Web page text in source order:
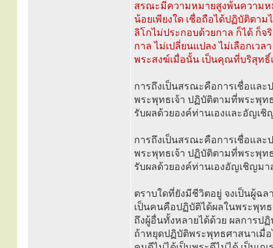
สรณะมีความหมายสูงพ้นความห
น้อยเพียงใด เชื่อถือได้ปฏิบัติตา
ลิโกไม่ประกอบด้วยกาล ก็ได้ ก็
กาล ไม่เปลี่ยนแปลง ไม่เลือกเ
พระสงฆ์เมื่อนั้น เป็นคุณที่บริสุทธิ์
การถึงเป็นสรณะคือการเชื่อแล
พระพุทธเจ้า ปฏิบัติตามที่พระพุท
รับผลด้วยองค์ท่านเองและอัญเ
การถึงเป็นสรณะคือการเชื่อแล
พระพุทธเจ้า ปฏิบัติตามที่พระพุท
รับผลด้วยองค์ท่านเองอัญเชิญม
ตราบใดที่ยังมีชีวิตอยู่ จงเป็นผู้ฉ
เป็นคนคือปฏิบัติได้ผลในพระพุท
ถึงผู้อื่นทั้งหลายได้ด้วย ผลการ
ถ้าหยุดปฏิบัติพระพุทธศาสนาเมื่อ